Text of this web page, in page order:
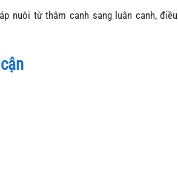
nuôi từ thâm canh sang luân canh, điều